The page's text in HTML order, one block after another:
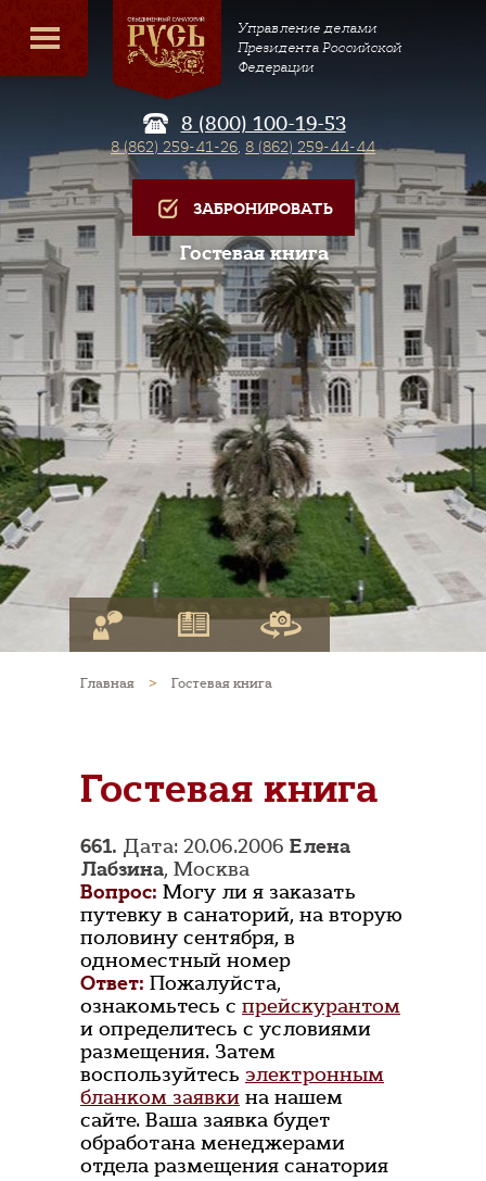
Управление делами
Президента Российской
Федерации
8 (800) 100-19-53
8 (862) 259-41-26, 8 (862) 259-44-44
ЗАБРОНИРОВАТЬ
Гостевая книга
Главная > Гостевая книга
Гостевая книга
661. Дата: 20.06.2006 Елена
Лабзина, Москва
Вопрос: Могу ли я заказать
путевку в санаторий, на вторую
половину сентября, в
одноместный номер
Ответ: Пожалуйста,
ознакомьтесь с прейскурантом
и определитесь с условиями
размещения. Затем
воспользуйтесь электронным
бланком заявки на нашем
сайте. Ваша заявка будет
обработана менеджерами
отдела размещения санатория